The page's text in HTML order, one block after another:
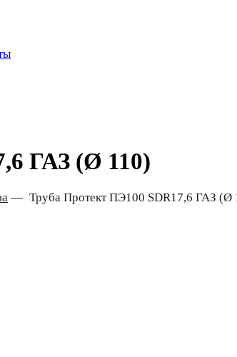
ГАЗ (Ø 110)
— Труба Протект ПЭ100 SDR17,6 ГАЗ (Ø